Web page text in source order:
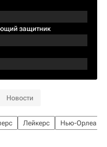
защитник
Новости
Лейкерс Нью-Орлеан